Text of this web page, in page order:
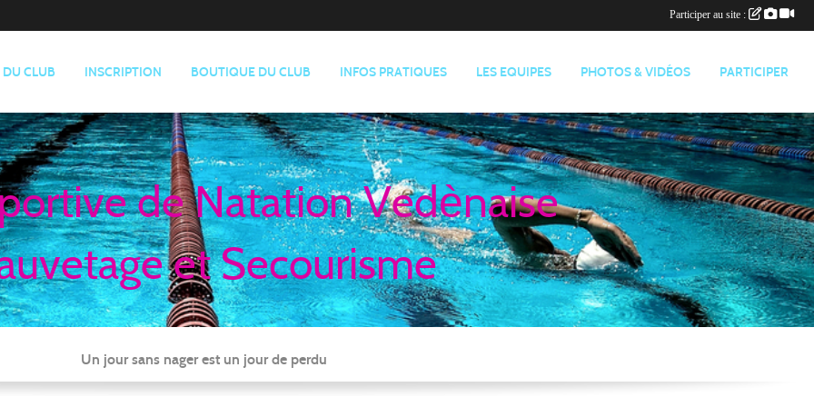
DU CLUB INSCRIPTION BOUTIQUE DU CLUB INFOS PRATIQUES LES EQUIPES PHOTOS & VIDÉOS PARTICIPER
de Natation Vedènaise
et Secourisme
Un jour sans nager est un jour de perdu
Participer au site :